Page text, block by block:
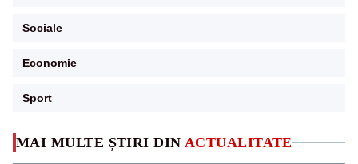
MAI MULTE ȘTIRI DIN ACTUALITATE
Sociale
Economie
Sport